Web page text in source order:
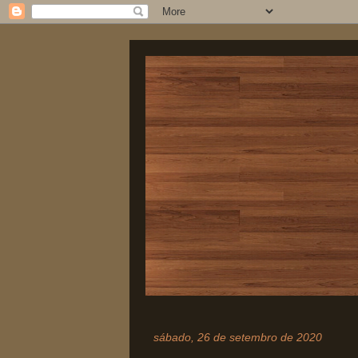
sábado, 26 de setembro de 2020